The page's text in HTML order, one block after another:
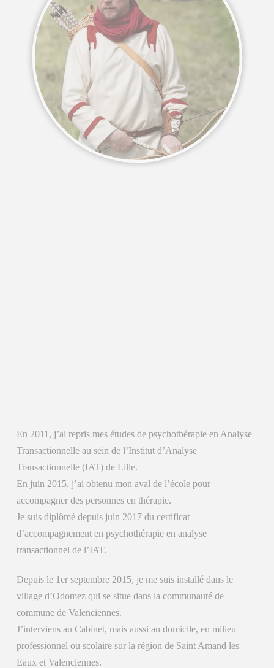
En 2011, j’ai repris mes études de psychothérapie en Analyse
Transactionnelle au sein de l’Institut d’Analyse
Transactionnelle (IAT) de Lille.
En juin 2015, j’ai obtenu mon aval de l’école pour
accompagner des personnes en thérapie.
Je suis diplômé depuis juin 2017 du certificat
d’accompagnement en psychothérapie en analyse
transactionnel de l’IAT.
Depuis le 1er septembre 2015, je me suis installé dans le
village d’Odomez qui se situe dans la communauté de
commune de Valenciennes.
J’interviens au Cabinet, mais aussi au domicile, en milieu
professionnel ou scolaire sur la région de Saint Amand les
Eaux et Valenciennes.